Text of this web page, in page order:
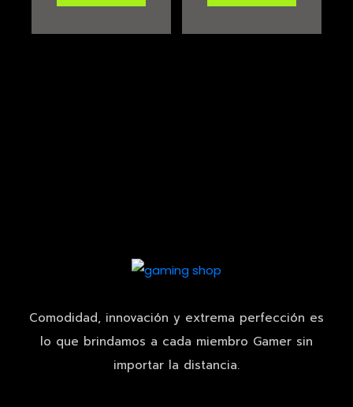
Comodidad, innovación y extrema perfección es
lo que brindamos a cada miembro Gamer sin
importar la distancia.